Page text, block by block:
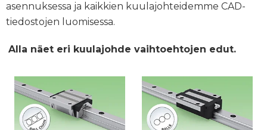
asennuksessa ja kaikkien kuulajohteidemme CAD-
tiedostojen luomisessa.
Alla näet eri kuulajohde vaihtoehtojen edut.